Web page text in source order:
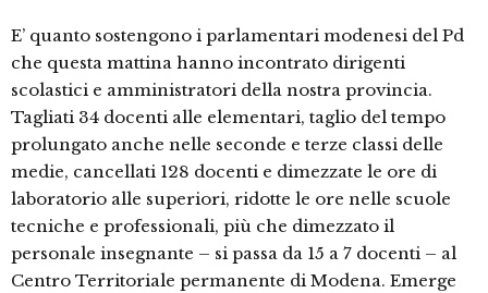
E’ quanto sostengono i parlamentari modenesi del Pd
che questa mattina hanno incontrato dirigenti
scolastici e amministratori della nostra provincia.
Tagliati 34 docenti alle elementari, taglio del tempo
prolungato anche nelle seconde e terze classi delle
medie, cancellati 128 docenti e dimezzate le ore di
laboratorio alle superiori, ridotte le ore nelle scuole
tecniche e professionali, più che dimezzato il
personale insegnante – si passa da 15 a 7 docenti – al
Centro Territoriale permanente di Modena. Emerge